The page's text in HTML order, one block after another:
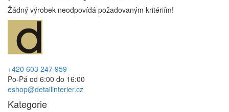
Žádný výrobek neodpovídá požadovaným kritériím!
+420 603 247 959
Po-Pá od 6:00 do 16:00
eshop@detailinterier.cz
Kategorie